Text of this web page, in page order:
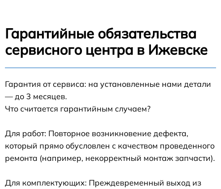
Гарантийные обязательства
сервисного центра в Ижевске
Гарантия от сервиса: на установленные нами детали
— до 3 месяцев.
Что считается гарантийным случаем?
Для работ: Повторное возникновение дефекта,
который прямо обусловлен с качеством проведенного
ремонта (например, некорректный монтаж запчасти).
Для комплектующих: Преждевременный выход из